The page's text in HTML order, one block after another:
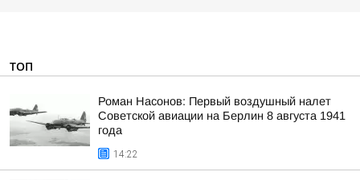
ТОП
Роман Насонов: Первый воздушный налет
Советской авиации на Берлин 8 августа 1941
года
14:22